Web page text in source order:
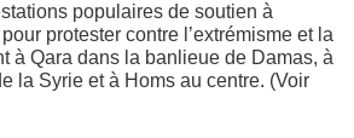
populaires de soutien à
protester contre l’extrémisme et la
à Qara dans la banlieue de Damas, à
la Syrie et à Homs au centre. (Voir